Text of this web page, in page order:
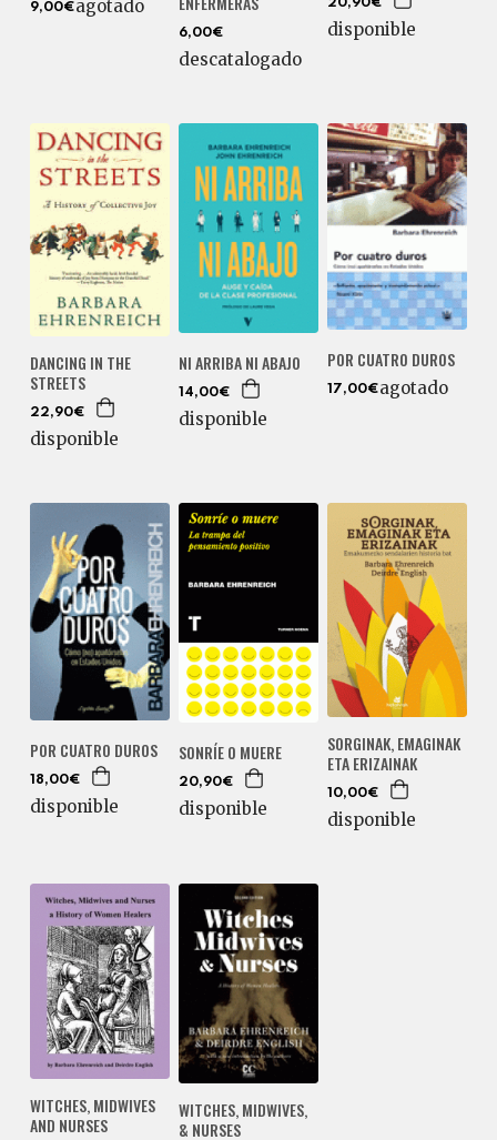
9,00€agotado
6,00€
descatalogado
20,90€
disponible
DANCING IN THE
STREETS
22,90€
disponible
NI ARRIBA NI ABAJO
14,00€
disponible
POR CUATRO DUROS
17,00€agotado
POR CUATRO DUROS
18,00€
disponible
SONRÍE O MUERE
20,90€
disponible
SORGINAK, EMAGINAK
ETA ERIZAINAK
10,00€
disponible
WITCHES, MIDWIVES
AND NURSES
WITCHES, MIDWIVES,
& NURSES